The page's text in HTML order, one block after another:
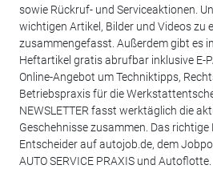
sowie Rückruf- und Serviceaktionen.
wichtigen Artikel, Bilder und Videos zu
zusammengefasst. Außerdem gibt es
Heftartikel gratis abrufbar inklusive E-
Online-Angebot um Techniktipps,
Betriebspraxis für die
NEWSLETTER fasst werktäglich die
Geschehnisse zusammen. Das
Entscheider auf autojob.de, dem
AUTO SERVICE PRAXIS und Autoflotte.